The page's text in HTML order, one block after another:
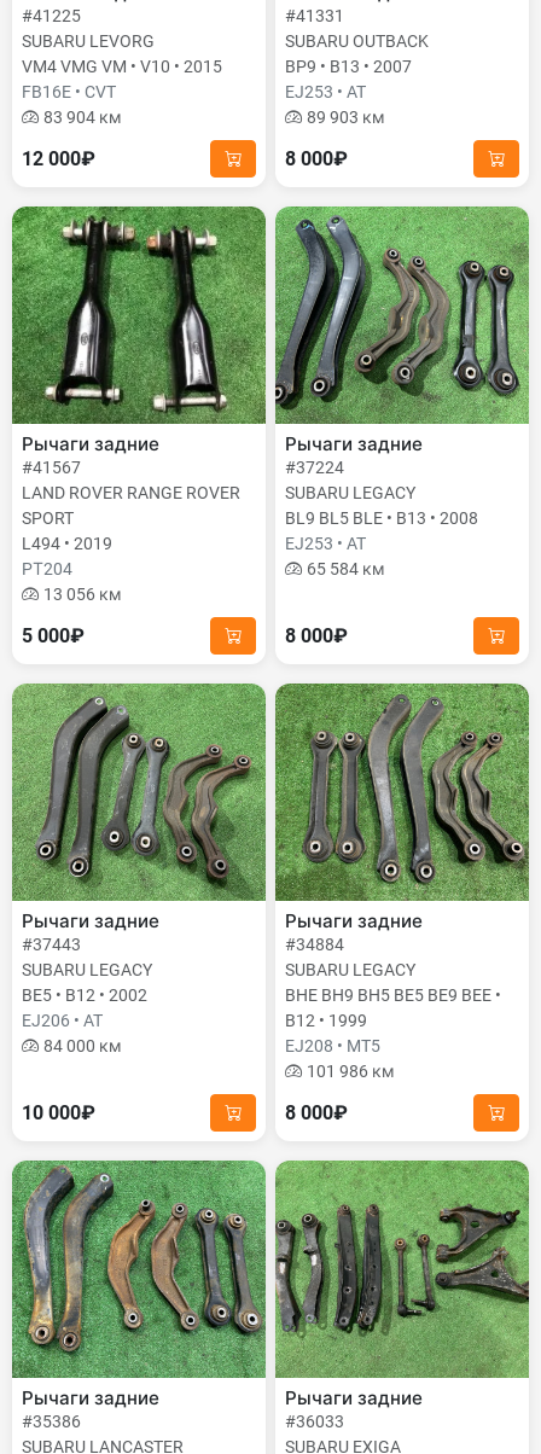
#41225
SUBARU LEVORG
VM4 VMG VM • V10 • 2015
FB16E • CVT
83 904 км
12 000₽
#41331
SUBARU OUTBACK
BP9 • B13 • 2007
EJ253 • AT
89 903 км
8 000₽
Рычаги задние
#41567
LAND ROVER RANGE ROVER
SPORT
L494 • 2019
PТ204
13 056 км
5 000₽
Рычаги задние
#37224
SUBARU LEGACY
BL9 BL5 BLE • B13 • 2008
EJ253 • AT
65 584 км
8 000₽
Рычаги задние
#37443
SUBARU LEGACY
BE5 • B12 • 2002
EJ206 • AT
84 000 км
10 000₽
Рычаги задние
#34884
SUBARU LEGACY
BHE BH9 BH5 BE5 BE9 BEE •
B12 • 1999
EJ208 • MT5
101 986 км
8 000₽
Рычаги задние
#35386
SUBARU LANCASTER
Рычаги задние
#36033
SUBARU EXIGA